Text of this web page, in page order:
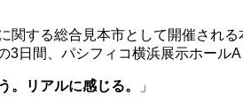
関する総合見本市として開催され
3日間、パシフィコ横浜展示ホール
。リアルに感じる。 」